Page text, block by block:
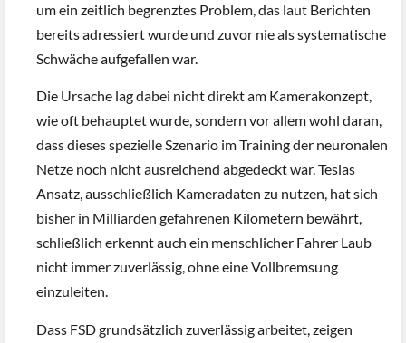
um ein zeitlich begrenztes Problem, das laut Berichten
bereits adressiert wurde und zuvor nie als systematische
Schwäche aufgefallen war.
Die Ursache lag dabei nicht direkt am Kamerakonzept,
wie oft behauptet wurde, sondern vor allem wohl daran,
dass dieses spezielle Szenario im Training der neuronalen
Netze noch nicht ausreichend abgedeckt war. Teslas
Ansatz, ausschließlich Kameradaten zu nutzen, hat sich
bisher in Milliarden gefahrenen Kilometern bewährt,
schließlich erkennt auch ein menschlicher Fahrer Laub
nicht immer zuverlässig, ohne eine Vollbremsung
einzuleiten.
Dass FSD grundsätzlich zuverlässig arbeitet, zeigen